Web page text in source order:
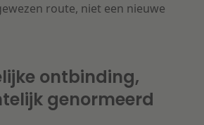
route, niet een nieuwe
ontbinding,
genormeerd